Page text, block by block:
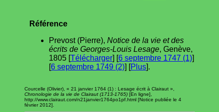
Référence
Prevost (Pierre), Notice de la vie et des
écrits de Georges-Louis Lesage, Genève,
1805 [Télécharger] [6 septembre 1747 (1)]
[6 septembre 1749 (2)] [Plus].
Courcelle (Olivier), « 21 janvier 1764 (1) : Lesage écrit à Clairaut »,
Chronologie de la vie de Clairaut (1713-1765) [En ligne],
http://www.clairaut.com/n21janvier1764po1pf.html [Notice publiée le 4
février 2012].